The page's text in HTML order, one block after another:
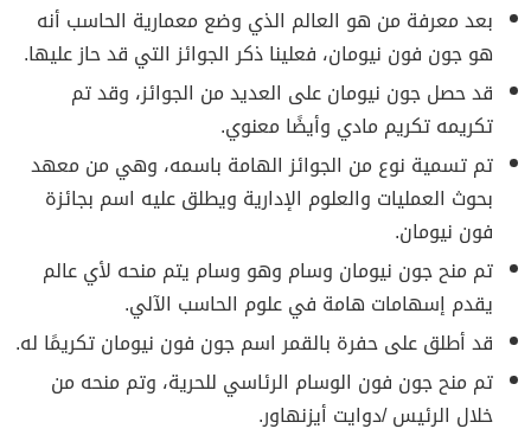
بعد معرفة من هو العالم الذي وضع معمارية الحاسب أنه
هو جون فون نيومان، فعلينا ذكر الجوائز التي قد حاز عليها.
قد حصل جون نيومان على العديد من الجوائز، وقد تم
تكريمه تكريم مادي وأيضًا معنوي.
تم تسمية نوع من الجوائز الهامة باسمه، وهي من معهد
بحوث العمليات والعلوم الإدارية ويطلق عليه اسم بجائزة
فون نيومان.
تم منح جون نيومان وسام وهو وسام يتم منحه لأي عالم
يقدم إسهامات هامة في علوم الحاسب الآلي.
قد أطلق على حفرة بالقمر اسم جون فون نيومان تكريمًا له.
تم منح جون فون الوسام الرئاسي للحرية، وتم منحه من
خلال الرئيس /دوايت أيزنهاور.